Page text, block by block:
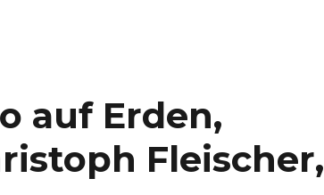
auf Erden,
Fleischer,